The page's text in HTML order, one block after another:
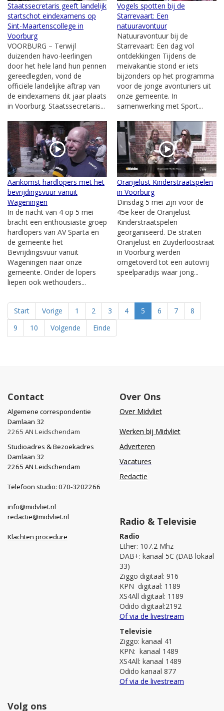
Staatssecretaris geeft landelijk
startschot eindexamens op
Sint-Maartenscollege in
Voorburg
VOORBURG – Terwijl
duizenden havo-leerlingen
door het hele land hun pennen
gereedlegden, vond de
officiële landelijke aftrap van
de eindexamens dit jaar plaats
in Voorburg. Staatssecretaris...
Vogels spotten bij de
Starrevaart: Een
natuuravontuur
Natuuravontuur bij de
Starrevaart: Een dag vol
ontdekkingen Tijdens de
meivakantie stond er iets
bijzonders op het programma
voor de jonge avonturiers uit
onze gemeente. In
samenwerking met Sport...
Aankomst hardlopers met het
bevrijdingsvuur vanuit
Wageningen
In de nacht van 4 op 5 mei
bracht een enthousiaste groep
hardlopers van AV Sparta en
de gemeente het
Bevrijdingsvuur vanuit
Wageningen naar onze
gemeente. Onder de lopers
liepen ook wethouders...
Oranjelust Kinderstraatspelen
in Voorburg
Dinsdag 5 mei zijn voor de
45e keer de Oranjelust
Kinderstraatspelen
georganiseerd. De straten
Oranjelust en Zuyderloostraat
in Voorburg werden
omgetoverd tot een autovrij
speelparadijs waar jong...
Start Vorige 1 2 3 4 5 6 7
8
9
10 Volgende Einde
Contact
Algemene correspondentie
Damlaan 32
2265 AN Leidschendam
Studioadres & Bezoekadres
Damlaan 32
2265 AN Leidschendam
Telefoon studio: 070-3202266
info@midvliet.nl
redactie@midvliet.nl
Klachten procedure
Over Ons
Over Midvliet
Werken bij Midvliet
Adverteren
Vacatures
Redactie
Radio & Televisie
Radio
Ether: 107.2 Mhz
DAB+: kanaal 5C (DAB lokaal
33)
Ziggo digitaal: 916
KPN digitaal: 1189
XS4All digitaal: 1189
Odido digitaal:2192
Of via de livestream
Televisie
Ziggo: kanaal 41
KPN: kanaal 1489
XS4All: kanaal 1489
Odido kanaal 877
Of via de livestream
Volg ons